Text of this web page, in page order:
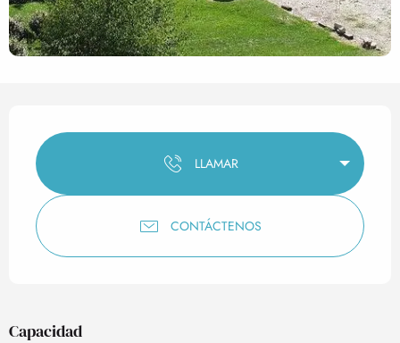
Horarios y datos de
LLAMAR
CONTÁCTENOS
Capacidad